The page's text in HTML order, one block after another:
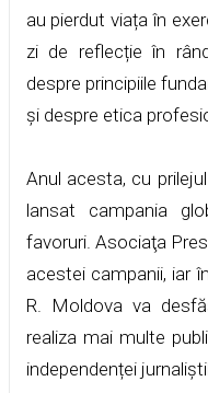
au pierdut viața în
zi de reflecție în
despre principiile
și despre etica
Anul acesta, cu
lansat campania
favoruri. Asociaţa
acestei campanii, iar
R. Moldova va
realiza mai multe
independenței